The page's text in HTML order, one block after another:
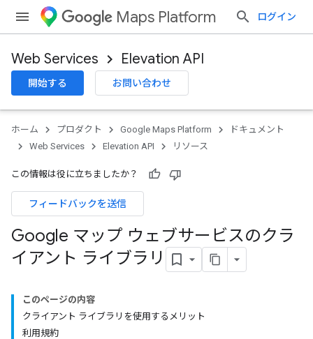
Maps Platform ログイン
Web Services Elevation API
開始する お問い合わせ
ホーム プロダクト Google Maps Platform
ドキュメント
Web Services
Elevation API リソース
この情報は役に立ちましたか？
フィードバックを送信
Google マップ ウェブサービスのクラ
イアント ライブラリ
このページの内容
クライアント ライブラリを使用するメリット
利用規約